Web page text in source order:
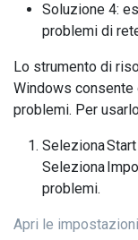
Soluzione 4:
problemi di
Lo strumento di
Windows
problemi. Per
Seleziona
Seleziona
problemi.
Apri le